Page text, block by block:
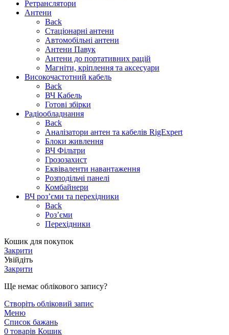
Ретранслятори
Антени
Back
Стаціонарні антени
Автомобільні антени
Антени Павук
Антени до портативних рацій
Магніти, кріплення та аксесуари
Високочастотний кабель
Back
ВЧ Кабель
Готові збірки
Радіообладнання
Back
Аналізатори антен та кабелів RigExpert
Блоки живлення
ВЧ Фільтри
Грозозахист
Еквіваленти навантаження
Розподільчі панелі
Комбайнери
ВЧ роз’єми та перехідники
Back
Роз’єми
Перехідники
Кошик для покупок
Закрити
Увійдіть
Закрити
Ще немає облікового запису?
Створіть обліковий запис
Меню
Список бажань
0 товарів Кошик